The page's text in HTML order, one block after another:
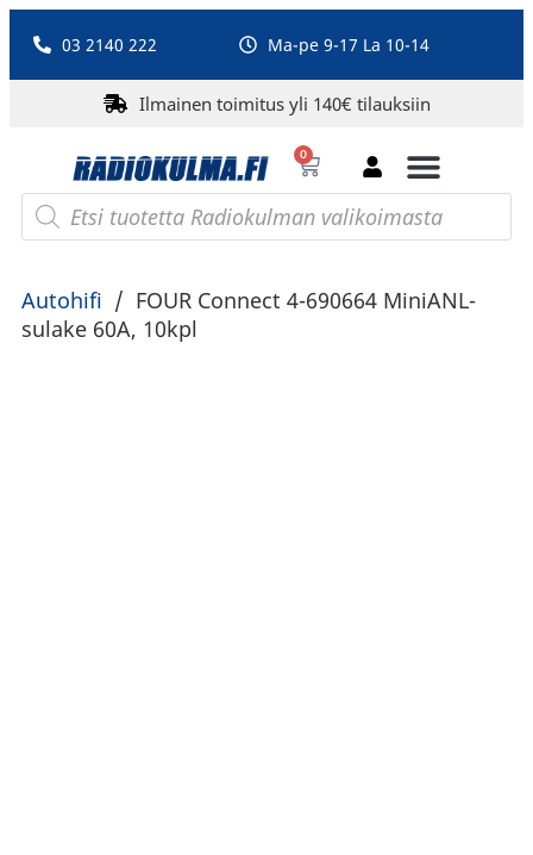
03 2140 222 Ma-pe 9-17 La 10-14
Ilmainen toimitus yli 140€ tilauksiin
0
Autohifi / FOUR Connect 4-690664 MiniANL-
sulake 60A, 10kpl